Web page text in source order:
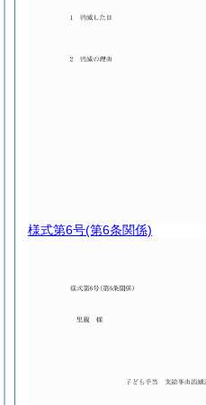
様式第6号(第6条関係)